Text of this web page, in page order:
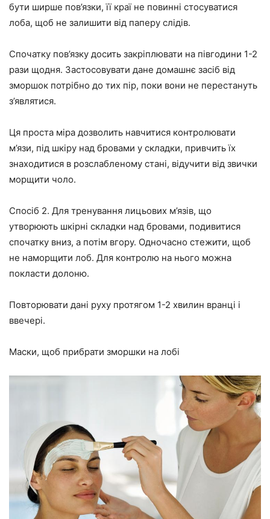
бути ширше пов’язки, її краї не повинні стосуватися
лоба, щоб не залишити від паперу слідів.
Спочатку пов’язку досить закріплювати на півгодини 1-2
рази щодня. Застосовувати дане домашнє засіб від
зморшок потрібно до тих пір, поки вони не перестануть
з’являтися.
Ця проста міра дозволить навчитися контролювати
м’язи, під шкіру над бровами у складки, привчить їх
знаходитися в розслабленому стані, відучити від звички
морщити чоло.
Спосіб 2. Для тренування лицьових м’язів, що
утворюють шкірні складки над бровами, подивитися
спочатку вниз, а потім вгору. Одночасно стежити, щоб
не наморщити лоб. Для контролю на нього можна
покласти долоню.
Повторювати дані руху протягом 1-2 хвилин вранці і
ввечері.
Маски, щоб прибрати зморшки на лобі